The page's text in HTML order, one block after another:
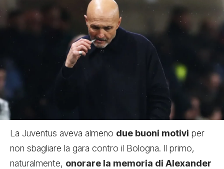
La Juventus aveva almeno due buoni motivi per
non sbagliare la gara contro il Bologna. Il primo,
naturalmente, onorare la memoria di Alexander